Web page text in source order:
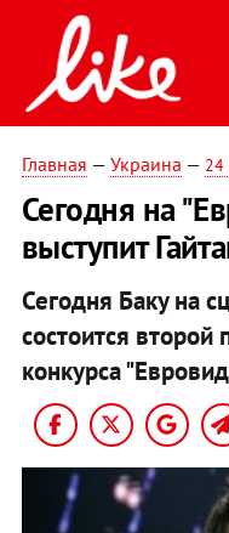
Главная — Украина — 24
Сегодня на
выступит
Сегодня Баку на
состоится
конкурса